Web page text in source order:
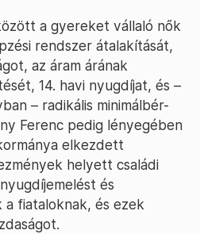
a gyereket vállaló nők
rendszer átalakítását,
az áram árának
14. havi nyugdíjat, és –
– radikális minimálbér-
Ferenc pedig lényegében
elkezdett
helyett családi
és
a fiataloknak, és ezek